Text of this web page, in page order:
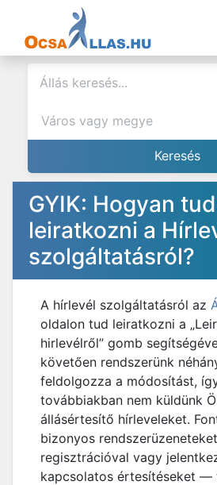
GYIK: Hogyan
leiratkozni a
szolgáltatásról?
A hírlevél szolgáltatásról az
oldalon tud leiratkozni a
hirlevélről” gomb
követően rendszerünk
feldolgozza a módosítást,
továbbiakban nem küldünk
állásértesítő hírleveleket.
bizonyos
regisztrációval vagy
kapcsolatos értesítéseket —